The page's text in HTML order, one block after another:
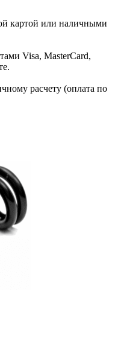
картой или наличными
Visa, MasterCard,
расчету (оплата по